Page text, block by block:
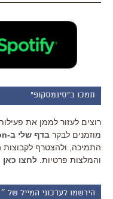
תמכו ב"סינמסקופ"
רוצים לעזור לממן את
מוזמנים לבקר בדף שלי ב-Patreon
התמיכה, ולהצטרף לקבוצות
והמלצות פרטיות. לחצו כאן
הירשמו לעדכוני המייל של